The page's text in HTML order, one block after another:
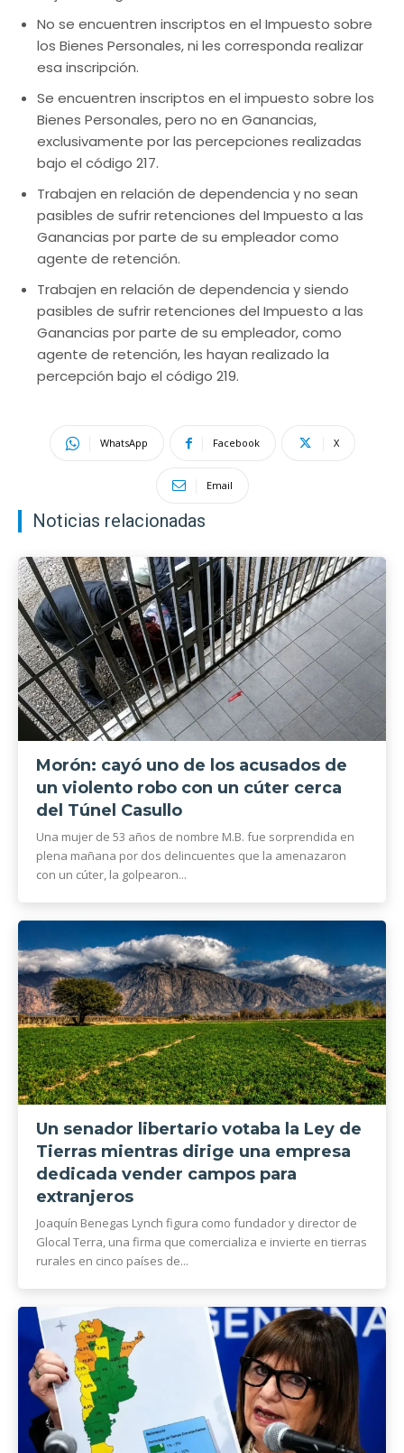
No se encuentren inscriptos en el Impuesto sobre
los Bienes Personales, ni les corresponda realizar
esa inscripción.
Se encuentren inscriptos en el impuesto sobre los
Bienes Personales, pero no en Ganancias,
exclusivamente por las percepciones realizadas
bajo el código 217.
Trabajen en relación de dependencia y no sean
pasibles de sufrir retenciones del Impuesto a las
Ganancias por parte de su empleador como
agente de retención.
Trabajen en relación de dependencia y siendo
pasibles de sufrir retenciones del Impuesto a las
Ganancias por parte de su empleador, como
agente de retención, les hayan realizado la
percepción bajo el código 219.
WhatsApp Facebook X
Email
Noticias relacionadas
Morón: cayó uno de los acusados de
un violento robo con un cúter cerca
del Túnel Casullo
Una mujer de 53 años de nombre M.B. fue sorprendida en
plena mañana por dos delincuentes que la amenazaron
con un cúter, la golpearon...
Un senador libertario votaba la Ley de
Tierras mientras dirige una empresa
dedicada vender campos para
extranjeros
Joaquín Benegas Lynch figura como fundador y director de
Glocal Terra, una firma que comercializa e invierte en tierras
rurales en cinco países de...